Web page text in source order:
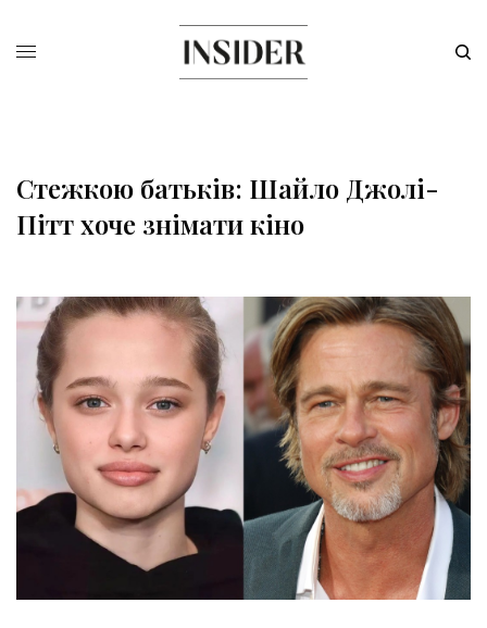
Стежкою батьків: Шайло Джолі-
Пітт хоче знімати кіно